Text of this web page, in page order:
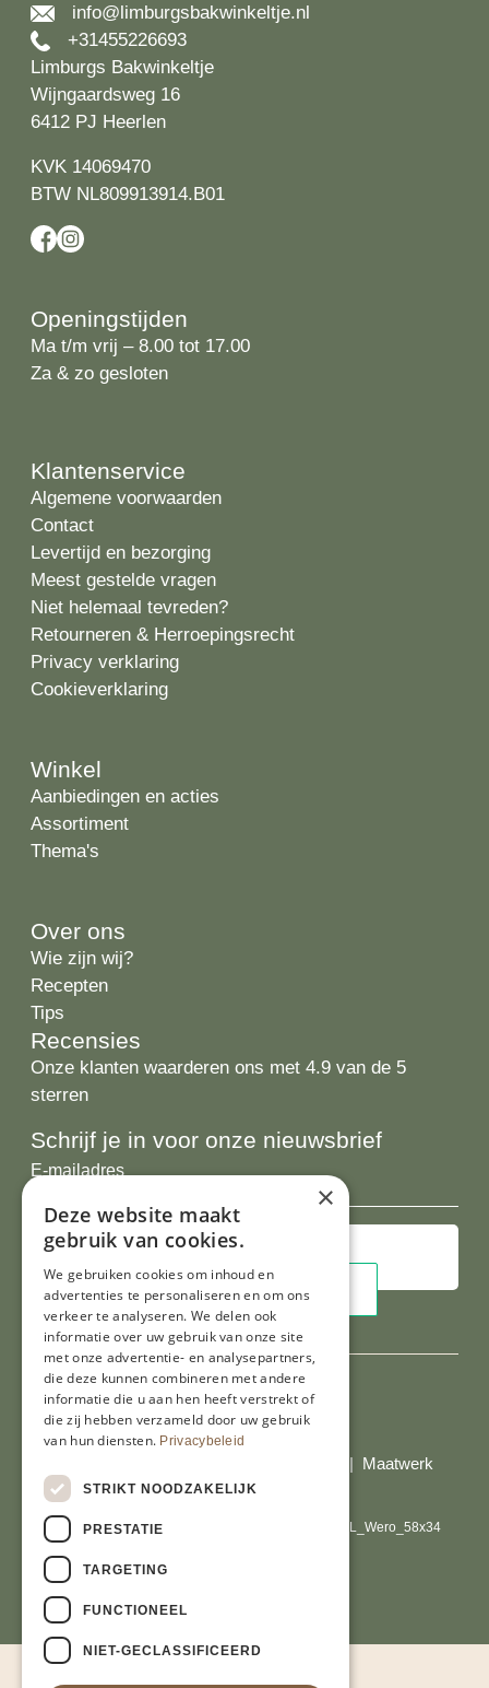
info@limburgsbakwinkeltje.nl
+31455226693
Limburgs Bakwinkeltje
Wijngaardsweg 16
6412 PJ Heerlen
KVK 14069470
BTW NL809913914.B01
Openingstijden
Ma t/m vrij – 8.00 tot 17.00
Za & zo gesloten
Klantenservice
Algemene voorwaarden
Contact
Levertijd en bezorging
Meest gestelde vragen
Niet helemaal tevreden?
Retourneren & Herroepingsrecht
Privacy verklaring
Cookieverklaring
Winkel
Aanbiedingen en acties
Assortiment
Thema's
Over ons
Wie zijn wij?
Recepten
Tips
Recensies
Onze klanten waarderen ons met 4.9 van de 5
sterren
Schrijf je in voor onze nieuwsbrief
E-
Al onze prijzen zijn incl. BTW
© Copyright 2026 Limburgs Bakwinkeltje | Maatwerk
website webmix
×
Deze website maakt
gebruik van cookies.
We gebruiken cookies om inhoud en
advertenties te personaliseren en om ons
verkeer te analyseren. We delen ook
informatie over uw gebruik van onze site
met onze advertentie- en analysepartners,
die deze kunnen combineren met andere
informatie die u aan hen heeft verstrekt of
die zij hebben verzameld door uw gebruik
van hun diensten. Privacybeleid
STRIKT NOODZAKELIJK
PRESTATIE
TARGETING
FUNCTIONEEL
NIET-GECLASSIFICEERD